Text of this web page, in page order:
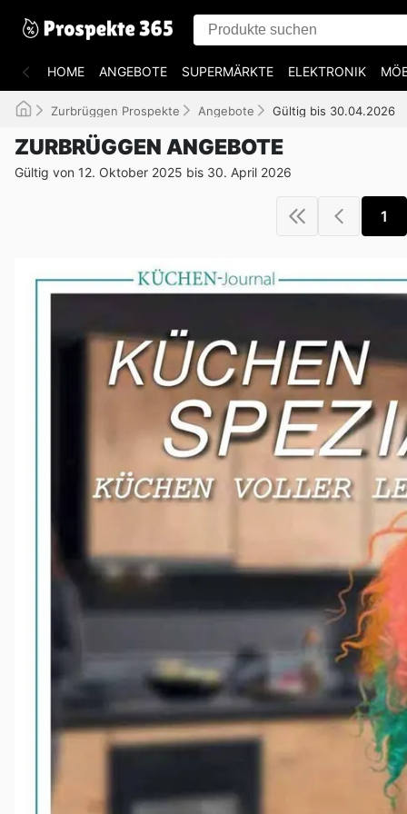
HOME ANGEBOTE SUPERMÄRKTE ELEKTRONIK
Zurbrüggen Prospekte Angebote Gültig bis 30.04.2026
ZURBRÜGGEN ANGEBOTE
Gültig von 12. Oktober 2025 bis 30. April 2026
1